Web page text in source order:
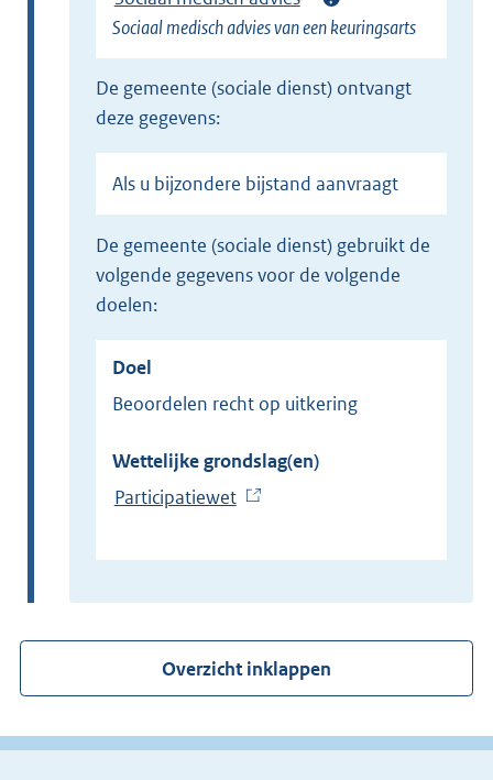
Sociaal medisch advies van een keuringsarts
de gemeente (sociale dienst) ontvangt
deze gegevens:
Als u bijzondere bijstand aanvraagt
de gemeente (sociale dienst) gebruikt de
volgende gegevens voor de volgende
doelen:
Doel
Beoordelen recht op uitkering
Wettelijke grondslag(en)
Participatiewet(
x
r
n
l
Overzicht inklappen